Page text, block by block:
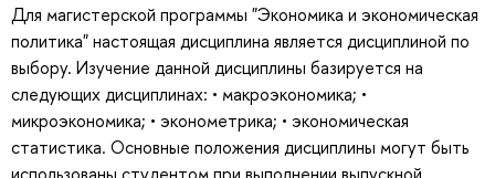
Для магистерской программы "Экономика и экономическая
политика" настоящая дисциплина является дисциплиной по
выбору. Изучение данной дисциплины базируется на
следующих дисциплинах: • макроэкономика; •
микроэкономика; • эконометрика; • экономическая
статистика. Основные положения дисциплины могут быть